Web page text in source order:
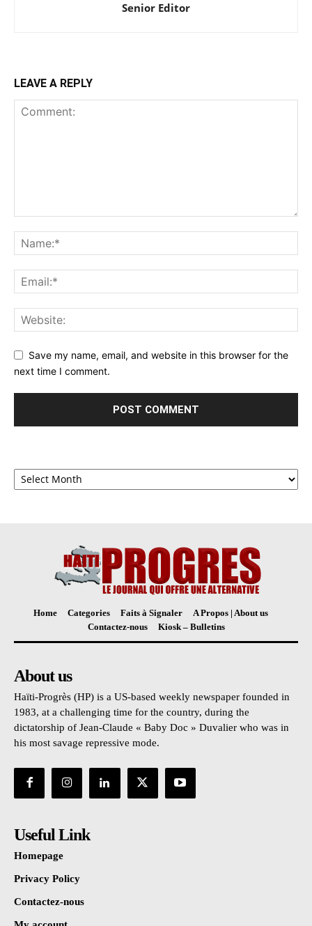
Senior Editor
LEAVE A REPLY
Save my name, email, and website in this browser for the
next time I comment.
Archives
Home Categories Faits à Signaler
A Propos | About us
Contactez-nous
Kiosk – Bulletins
About us
Haïti-Progrès (HP) is a US-based weekly newspaper founded in
1983, at a challenging time for the country, during the
dictatorship of Jean-Claude « Baby Doc » Duvalier who was in
his most savage repressive mode.
Useful Link
Homepage
Privacy Policy
Contactez-nous